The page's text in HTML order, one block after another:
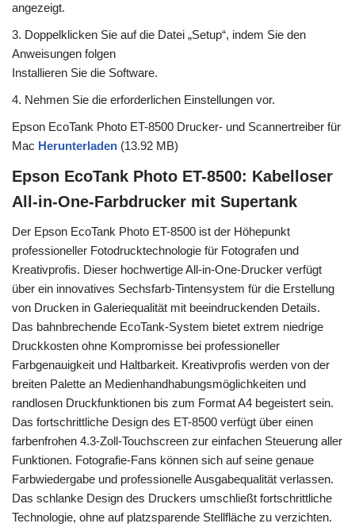
angezeigt.
3. Doppelklicken Sie auf die Datei „Setup“, indem Sie den
Anweisungen folgen
Installieren Sie die Software.
4. Nehmen Sie die erforderlichen Einstellungen vor.
Epson EcoTank Photo ET-8500 Drucker- und Scannertreiber für
Mac Herunterladen (13.92 MB)
Epson EcoTank Photo ET-8500: Kabelloser
All-in-One-Farbdrucker mit Supertank
Der Epson EcoTank Photo ET-8500 ist der Höhepunkt
professioneller Fotodrucktechnologie für Fotografen und
Kreativprofis. Dieser hochwertige All-in-One-Drucker verfügt
über ein innovatives Sechsfarb-Tintensystem für die Erstellung
von Drucken in Galeriequalität mit beeindruckenden Details.
Das bahnbrechende EcoTank-System bietet extrem niedrige
Druckkosten ohne Kompromisse bei professioneller
Farbgenauigkeit und Haltbarkeit. Kreativprofis werden von der
breiten Palette an Medienhandhabungsmöglichkeiten und
randlosen Druckfunktionen bis zum Format A4 begeistert sein.
Das fortschrittliche Design des ET-8500 verfügt über einen
farbenfrohen 4.3-Zoll-Touchscreen zur einfachen Steuerung aller
Funktionen. Fotografie-Fans können sich auf seine genaue
Farbwiedergabe und professionelle Ausgabequalität verlassen.
Das schlanke Design des Druckers umschließt fortschrittliche
Technologie, ohne auf platzsparende Stellfläche zu verzichten.